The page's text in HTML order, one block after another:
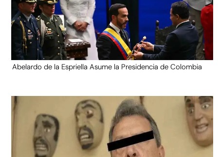
Abelardo de la Espriella Asume la Presidencia de Colombia